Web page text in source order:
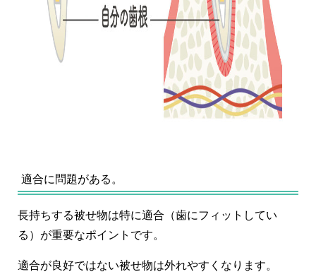
適合に問題がある。
長持ちする被せ物は特に適合（歯にフィットしてい
る）が重要なポイントです。
適合が良好ではない被せ物は外れやすくなります。